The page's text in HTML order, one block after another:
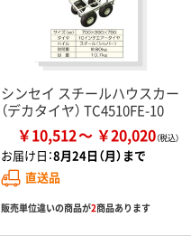
シンセイ スチールハウスカー
（デカタイヤ） TC4510FE-10
￥10,512 ￥20,020
お届け日：8月24日（月）まで
直送品
販売単位違いの商品が2商品あります